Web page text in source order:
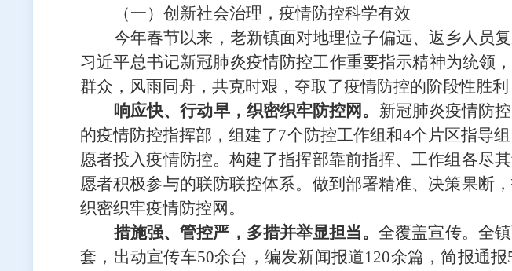
（一）创新社会治理，疫情防控科学有效
今年春节以来，老新镇面对地理位子偏远、返乡人员
习近平总书记新冠肺炎疫情防控工作重要指示精神为统领 ，
群众，风雨同舟，共克时艰 ，夺取了疫情防控的阶段性胜
响应快、行动早， 织密织牢防控网。 新冠肺炎疫情防
的疫情防控指挥部，组建了7个防控工作组和4个片区指导
愿者投入疫情防控。构建了指挥部靠前指挥、工作组各尽
愿者积极参与的联防联控体系。做到部署精准、决策果断
织密织牢疫情防控网。
措施强、管控严，多措并举显担当。全覆盖宣传。全
套，出动宣传车50余台，编发新闻报道120余篇，简报通